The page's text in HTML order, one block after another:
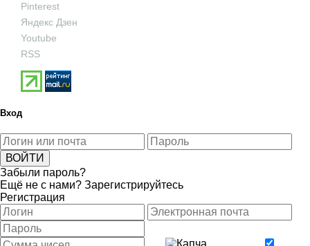
Pinterest
Яндекс Дзен
Youtube
RSS
Вход
Забыли пароль?
Ещё не с нами? Зарегистрируйтесь
Регистрация